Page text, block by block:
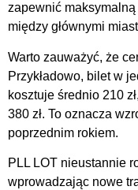
zapewnić
między głównymi
Warto zauważyć, że
Przykładowo, bilet w
kosztuje średnio 210
380 zł. To oznacza
poprzednim rokiem.
PLL LOT nieustannie
wprowadzając nowe